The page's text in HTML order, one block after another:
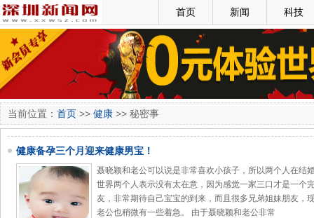
首页 新闻 科技
当前位置： 首页 >> 健康 >> 秘密事
健康备孕三个月迎来健康男宝！
聂晓颖和老公可以说是非常喜欢小孩子，所以两个人在结
世界两个人表示没有太在意，因为感觉一家三口才是一个
友，非常期待自己宝宝的到来，而且很多兄弟姐妹朋友，
老公也稍微有一些着急。 由于聂晓颖和老公非常